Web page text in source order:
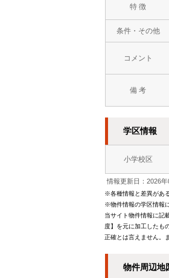
特 徴
条件・その他
コメント
備 考
学区情報
小学校区
情報更新日：2026年
※各種情報と差異があ
※物件情報の学区情報
当サイト物件情報に記
度】を元に加工したも
正確とは言えません。
物件周辺地